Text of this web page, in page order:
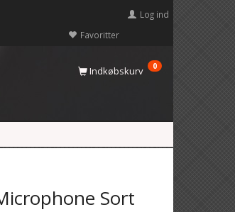
Favoritter
Log ind
Indkøbskurv 0
Sort